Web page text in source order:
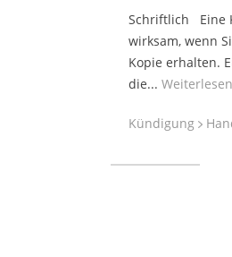
Schriftlich Eine
wirksam, wenn
Kopie erhalten.
die... Weiterlesen
Kündigung